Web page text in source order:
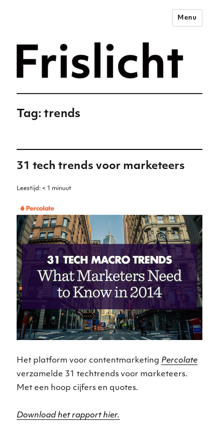
Merkstrategie voor het
digitale tijdperk –
Frislicht
Menu
Tag:trends
31 tech trends voor marketeers
Leestijd: < 1 minuut
Het platform voor contentmarketing Percolate
verzamelde 31 techtrends voor marketeers.
Met een hoop cijfers en quotes.
Download het rapport hier.